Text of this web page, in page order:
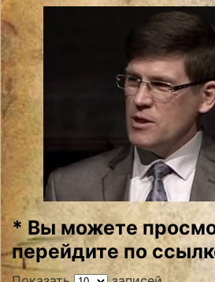
* Вы можете
перейдите по